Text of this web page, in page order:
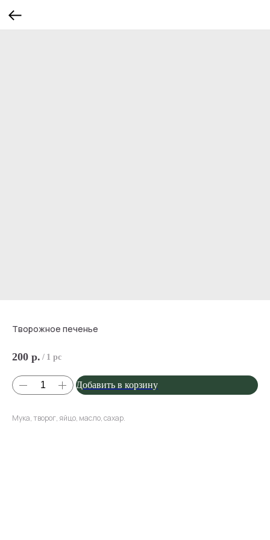
Творожное печенье
200 р. / 1 pc
Добавить в корзину
Мука, творог, яйцо, масло, сахар.